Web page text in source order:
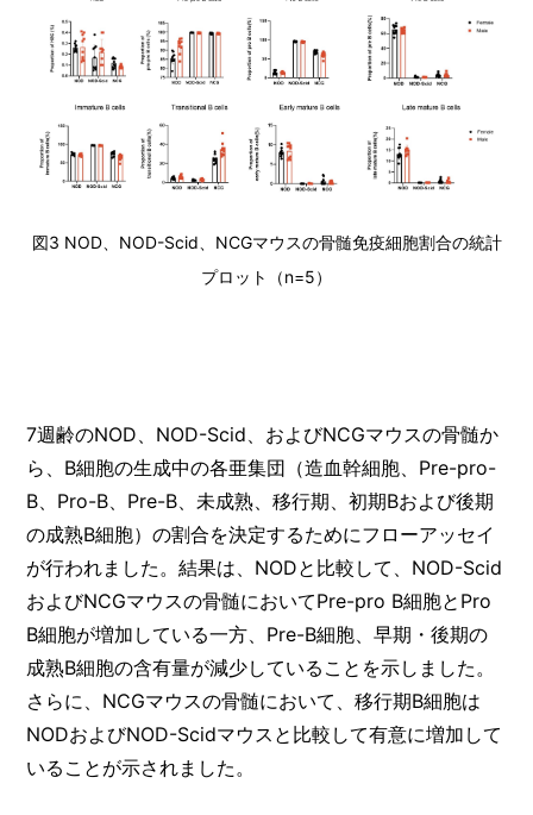
図3 NOD、NOD-Scid、NCGマウスの骨髄免疫細胞割合の統計
プロット（n=5）
7週齢のNOD、NOD-Scid、およびNCGマウスの骨髄か
ら、B細胞の生成中の各亜集団（造血幹細胞、Pre-pro-
B、Pro-B、Pre-B、未成熟、移行期、初期Bおよび後期
の成熟B細胞）の割合を決定するためにフローアッセイ
が行われました。結果は、NODと比較して、NOD-Scid
およびNCGマウスの骨髄においてPre-pro B細胞とPro
B細胞が増加している一方、Pre-B細胞、早期・後期の
成熟B細胞の含有量が減少していることを示しました。
さらに、NCGマウスの骨髄において、移行期B細胞は
NODおよびNOD-Scidマウスと比較して有意に増加して
いることが示されました。